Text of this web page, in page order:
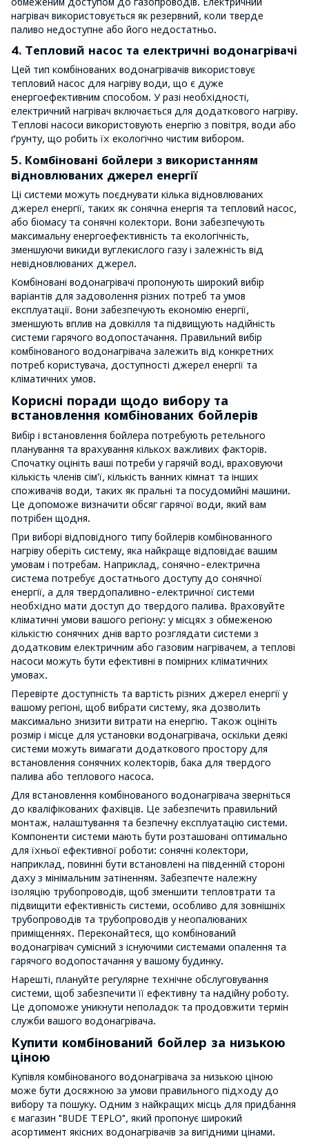
нагрівач використовується як резервний, коли тверде
паливо недоступне або його недостатньо.
4. Тепловий насос та електричні водонагрівачі
Цей тип комбінованих водонагрівачів використовує
тепловий насос для нагріву води, що є дуже
енергоефективним способом. У разі необхідності,
електричний нагрівач включається для додаткового нагріву.
Теплові насоси використовують енергію з повітря, води або
ґрунту, що робить їх екологічно чистим вибором.
5. Комбіновані бойлери з використанням
відновлюваних джерел енергії
Ці системи можуть поєднувати кілька відновлюваних
джерел енергії, таких як сонячна енергія та тепловий насос,
або біомасу та сонячні колектори. Вони забезпечують
максимальну енергоефективність та екологічність,
зменшуючи викиди вуглекислого газу і залежність від
невідновлюваних джерел.
Комбіновані водонагрівачі пропонують широкий вибір
варіантів для задоволення різних потреб та умов
експлуатації. Вони забезпечують економію енергії,
зменшують вплив на довкілля та підвищують надійність
системи гарячого водопостачання. Правильний вибір
комбінованого водонагрівача залежить від конкретних
потреб користувача, доступності джерел енергії та
кліматичних умов.
Корисні поради щодо вибору та
встановлення комбінованих бойлерів
Вибір і встановлення бойлера потребують ретельного
планування та врахування кількох важливих факторів.
Спочатку оцініть ваші потреби у гарячій воді, враховуючи
кількість членів сім'ї, кількість ванних кімнат та інших
споживачів води, таких як пральні та посудомийні машини.
Це допоможе визначити обсяг гарячої води, який вам
потрібен щодня.
При виборі відповідного типу бойлерів комбінованного
нагріву оберіть систему, яка найкраще відповідає вашим
умовам і потребам. Наприклад, сонячно-електрична
система потребує достатнього доступу до сонячної
енергії, а для твердопаливно-електричної системи
необхідно мати доступ до твердого палива. Враховуйте
кліматичні умови вашого регіону: у місцях з обмеженою
кількістю сонячних днів варто розглядати системи з
додатковим електричним або газовим нагрівачем, а теплові
насоси можуть бути ефективні в помірних кліматичних
умовах.
Перевірте доступність та вартість різних джерел енергії у
вашому регіоні, щоб вибрати систему, яка дозволить
максимально знизити витрати на енергію. Також оцініть
розмір і місце для установки водонагрівача, оскільки деякі
системи можуть вимагати додаткового простору для
встановлення сонячних колекторів, бака для твердого
палива або теплового насоса.
Для встановлення комбінованого водонагрівача зверніться
до кваліфікованих фахівців. Це забезпечить правильний
монтаж, налаштування та безпечну експлуатацію системи.
Компоненти системи мають бути розташовані оптимально
для їхньої ефективної роботи: сонячні колектори,
наприклад, повинні бути встановлені на південній стороні
даху з мінімальним затіненням. Забезпечте належну
ізоляцію трубопроводів, щоб зменшити тепловтрати та
підвищити ефективність системи, особливо для зовнішніх
трубопроводів та трубопроводів у неопалюваних
приміщеннях. Переконайтеся, що комбінований
водонагрівач сумісний з існуючими системами опалення та
гарячого водопостачання у вашому будинку.
Нарешті, плануйте регулярне технічне обслуговування
системи, щоб забезпечити її ефективну та надійну роботу.
Це допоможе уникнути неполадок та продовжити термін
служби вашого водонагрівача.
Купити комбінований бойлер за низькою
ціною
Купівля комбінованого водонагрівача за низькою ціною
може бути досяжною за умови правильного підходу до
вибору та пошуку. Одним з найкращих місць для придбання
є магазин "BUDE TEPLO", який пропонує широкий
асортимент якісних водонагрівачів за вигідними цінами.